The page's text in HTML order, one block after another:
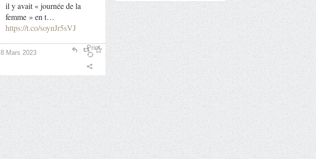
il y avait « journée de la
femme » en t…
https://t.co/soynJr5sVJ
8 Mars 2023
Print